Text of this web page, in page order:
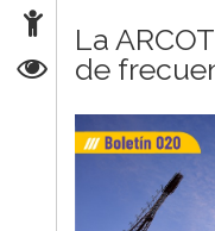
La
de